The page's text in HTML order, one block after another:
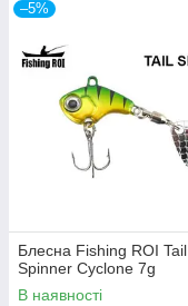
–5%
Блесна Fishing ROI Tail
Spinner Cyclone 7g
В наявності